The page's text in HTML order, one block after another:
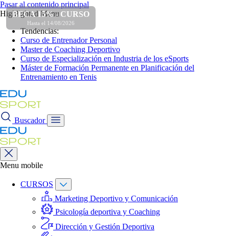
Pasar al contenido principal
Highlighted Menu
Tendencias:
Curso de Entrenador Personal
Master de Coaching Deportivo
Curso de Especialización en Industria de los eSports
Máster de Formación Permanente en Planificación del
Entrenamiento en Tenis
Buscador
Menu mobile
CURSOS
Marketing Deportivo y Comunicación
Psicología deportiva y Coaching
Dirección y Gestión Deportiva
BECA 15% - CURSO
Hasta el 14/08/2026